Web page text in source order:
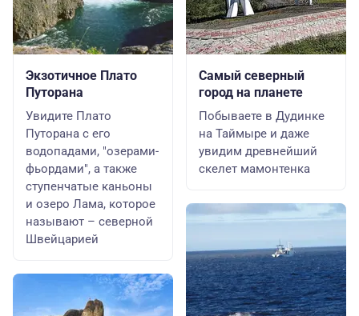
Экзотичное Плато
Путорана
Увидите Плато
Путорана с его
водопадами, "озерами-
фьордами", а также
ступенчатые каньоны
и озеро Лама, которое
называют – северной
Швейцарией
Самый северный
город на планете
Побываете в Дудинке
на Таймыре и даже
увидим древнейший
скелет мамонтенка